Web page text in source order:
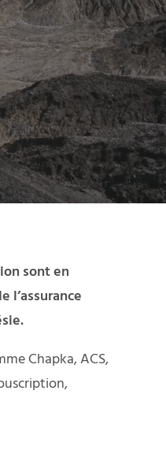
sont en
l’assurance
Chapka, ACS,